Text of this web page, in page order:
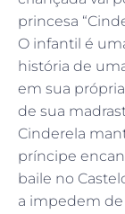
princesa
O infantil é
história de
em sua
de sua
Cinderela
príncipe
baile no
a impedem de